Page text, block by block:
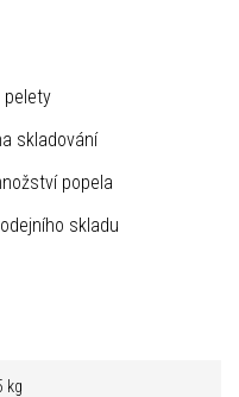
pelety
skladování
popela
skladu
kg